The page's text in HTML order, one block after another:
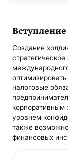
Вступление
Создание
налоговые
корпоративным
уровнем
также
финансовых